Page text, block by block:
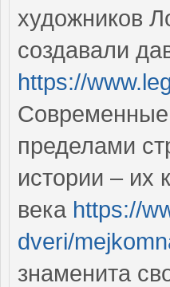
художников
создавали
https://
пределами
истории – их
века https://
dveri/
знаменита